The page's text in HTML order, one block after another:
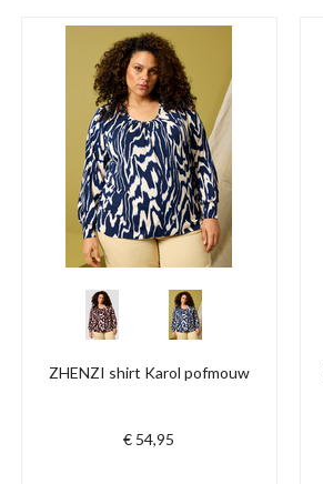
ZHENZI shirt Karol pofmouw
€ 54,95